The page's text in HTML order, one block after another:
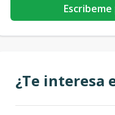
¿Te interesa